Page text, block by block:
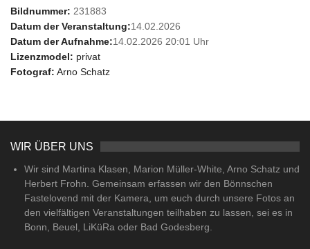
Bildnummer: 231883
Datum der Veranstaltung:14.02.2026
Datum der Aufnahme:14.02.2026 20:01 Uhr
Lizenzmodel: privat
Fotograf: Arno Schatz
WIR ÜBER UNS
Wir sind Martina Klasen, Marion Müller-White, Arno Schatz und
Herbert Frohn. Gemeinsam erfassen wir den Bönnschen
Fastelovend mit der Kamera, um euch durch unsere Fotos an
den vielfältigen Veranstaltungen teilhaben zu lassen, sei es in
Bonn, Beuel, LiKüRa oder Bad Godesberg.